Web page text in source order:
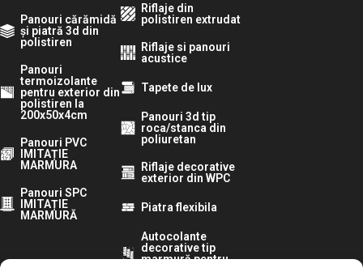
Panouri cărămidă
și piatră 3d din
polistiren
Panouri
termoizolante
pentru exterior din
polistiren la
200x50x4cm
Panouri PVC
IMITAȚIE
MARMURA
Panouri SPC
IMITAȚIE
MARMURĂ
Riflaje din
polistiren extrudat
Riflaje si panouri
acustice
Tapete de lux
Panouri 3d tip
roca/stanca din
poliuretan
Riflaje decorative
exterior din WPC
Piatra flexibila
Autocolante
decorative tip
marmură pentru